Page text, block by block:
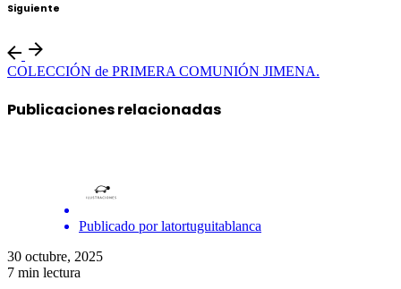
Siguiente
COLECCIÓN de PRIMERA COMUNIÓN JIMENA.
Publicaciones relacionadas
Publicado por latortuguitablanca
30 octubre, 2025
7 min lectura